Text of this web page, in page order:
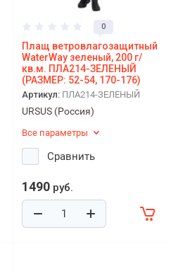
0
Плащ ветровлагозащитный
WaterWay зеленый, 200 г/
кв.м. ПЛА214-ЗЕЛЕНЫЙ
(РАЗМЕР: 52-54, 170-176)
Артикул: ПЛА214-ЗЕЛЕНЫЙ
URSUS (Россия)
Все параметры
Сравнить
1490 руб.